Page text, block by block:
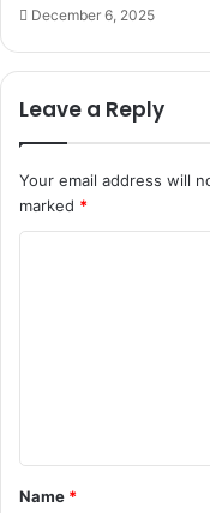
December 6, 2025
Leave a Reply
Your email address will
marked *
t
*
Name *